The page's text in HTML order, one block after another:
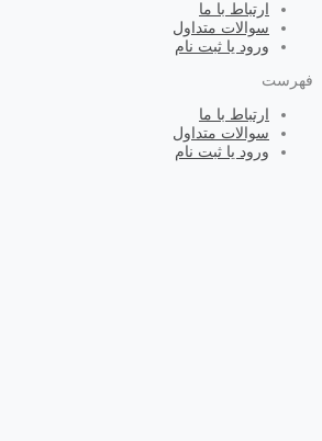
ارتباط با ما
سوالات متداول
ورود یا ثبت نام
فهرست
ارتباط با ما
سوالات متداول
ورود یا ثبت نام